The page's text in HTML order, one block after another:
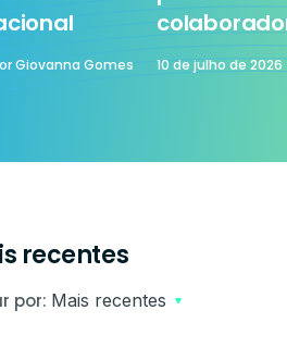
Giovanna Gomes 10 de julho de 2026
recentes
por: Mais recentes